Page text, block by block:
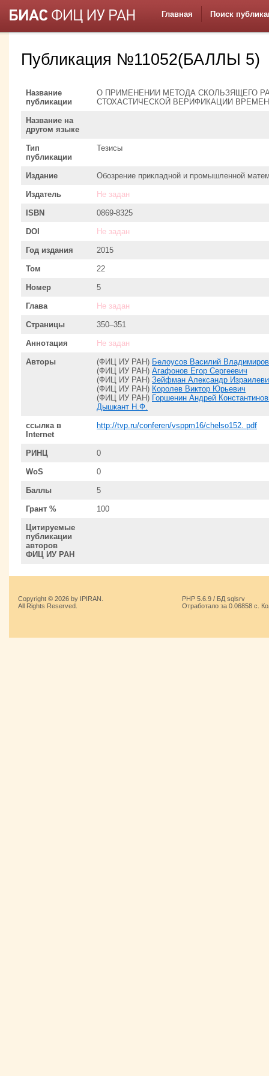
Главная Поиск
Публикация №11052(БАЛЛЫ 5)
Название
публикации
О ПРИМЕНЕНИИ МЕТОДА СКОЛЬЗЯЩЕГО
СТОХАСТИЧЕСКОЙ ВЕРИФИКАЦИИ
Название на
другом языке
Тип
публикации
Тезисы
Издание Обозрение прикладной и промышленной
Издатель Не задан
ISBN 0869-8325
DOI Не задан
Год издания 2015
Том 22
Номер 5
Глава Не задан
Страницы 350–351
Аннотация Не задан
Авторы (ФИЦ ИУ РАН) Белоусов Василий
(ФИЦ ИУ РАН) Агафонов Егор Сергеевич
(ФИЦ ИУ РАН) Зейфман Александр
(ФИЦ ИУ РАН) Королев Виктор Юрьевич
(ФИЦ ИУ РАН) Горшенин Андрей
Дышкант Н.Ф.
ссылка в
Internet
http://tvp.ru/conferen/vsppm16/chelso152. pdf
РИНЦ 0
WoS 0
Баллы 5
Грант % 100
Цитируемые
публикации
авторов
ФИЦ ИУ РАН
Copyright © 2026 by IPIRAN.
All Rights Reserved.
PHP 5.6.9 / БД sqlsrv
Отработало за 0.06858 с.